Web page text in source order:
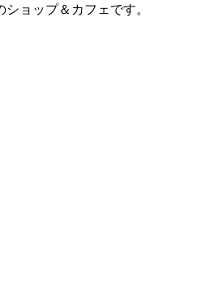
ョップ＆カフェです。